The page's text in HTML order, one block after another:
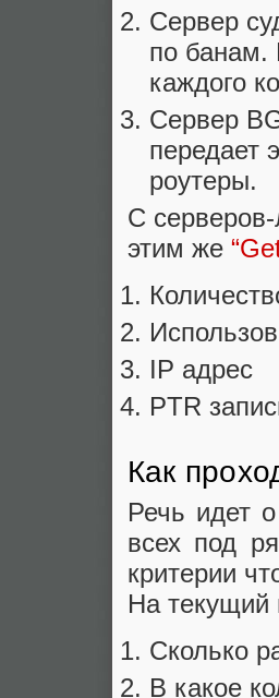
Сервер
по банам.
каждого
Сервер
передает
роутеры.
C
этим же
IP адрес
PTR
Как
Речь идет
всех под
критерии
На текущий
Сколько
В какое